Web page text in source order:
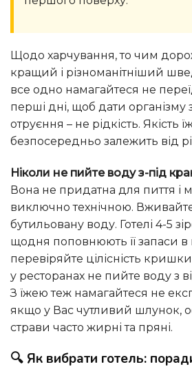
Щодо харчування, то чим дорожчий готель, тим
кращий і різноманітніший
все одно намагайтеся не
перші дні, щоб дати організму
отруєння – не рідкість. Якість
безпосередньо залежить від
Ніколи не пийте воду з-під
Вона не придатна для пиття і
виключно технічною. Вживайте
бутильовану воду. Готелі 4-5
щодня поповнюють її запаси
перевіряйте цілісність
у ресторанах не пийте воду з
З їжею теж намагайтеся не
якщо у Вас чутливий шлунок,
страви часто жирні та пряні.
🔍 Як вибрати готель: